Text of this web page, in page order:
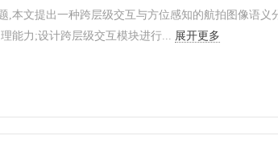
本文提出一种跨层级交互与方位感知的航拍图像语义
能力;设计跨层级交互模块进行... 展开更多